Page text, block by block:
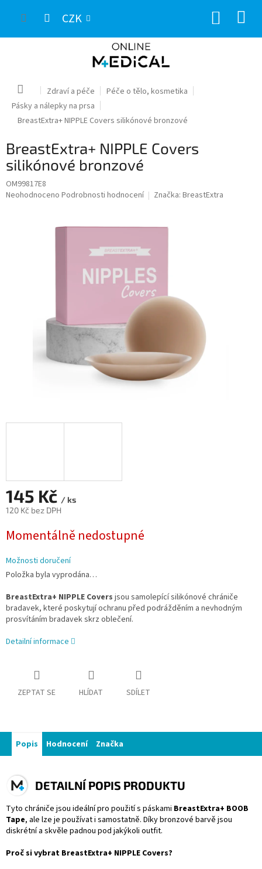
CZK
Domů Zdraví a péče
Péče o tělo, kosmetika
Pásky a nálepky na prsa
BreastExtra+ NIPPLE Covers silikónové bronzové
BreastExtra+ NIPPLE Covers
silikónové bronzové
OM99817E8
Průměrné
Neohodnoceno Podrobnosti hodnocení Značka: BreastExtra
145 Kč / ks
120 Kč bez DPH
cena:
Momentálně nedostupné
Možnosti doručení
Položka byla vyprodána…
BreastExtra+ NIPPLE Covers jsou samolepící silikónové chrániče
bradavek, které poskytují ochranu před podrážděním a nevhodným
prosvítáním bradavek skrz oblečení.
Detailní informace
ZEPTAT SE HLÍDAT SDÍLET
Popis Hodnocení Značka
DETAILNÍ POPIS PRODUKTU
Tyto chrániče jsou ideální pro použití s páskami BreastExtra+ BOOB
Tape, ale lze je používat i samostatně. Díky bronzové barvě jsou
diskrétní a skvěle padnou pod jakýkoli outfit.
Proč si vybrat BreastExtra+ NIPPLE Covers?